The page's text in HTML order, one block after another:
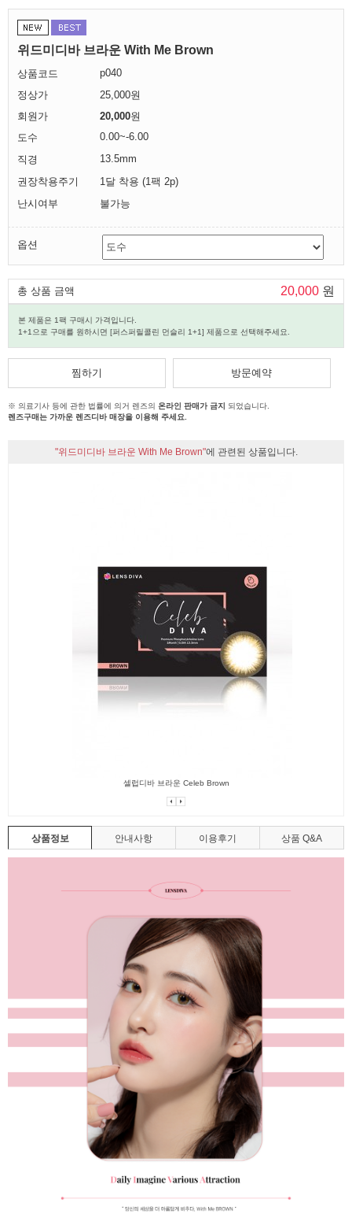
위드미디바 브라운 With Me Brown
상품코드
p040
정상가
25,000원
회원가
20,000원
도수
0.00~-6.00
직경
13.5mm
권장착용주기
1달 착용 (1팩 2p)
난시여부
불가능
옵션
총 상품 금액 20,000원
본 제품은 1팩 구매시 가격입니다.
1+1으로 구매를 원하시면 [퍼스퍼릴콜린 먼슬리 1+1] 제품으로 선택해주세요.
찜하기 방문예약
※ 의료기사 등에 관한 법률에 의거 렌즈의 온라인 판매가 금지
되었습니다.
렌즈구매는 가까운 렌즈디바 매장을 이용해 주세요.
"위드미디바 브라운 With Me Brown"에 관련된 상품입니다.
셀럽디바 브라운 Celeb Brown
상품정보 안내사항 이용후기 상품 Q&A